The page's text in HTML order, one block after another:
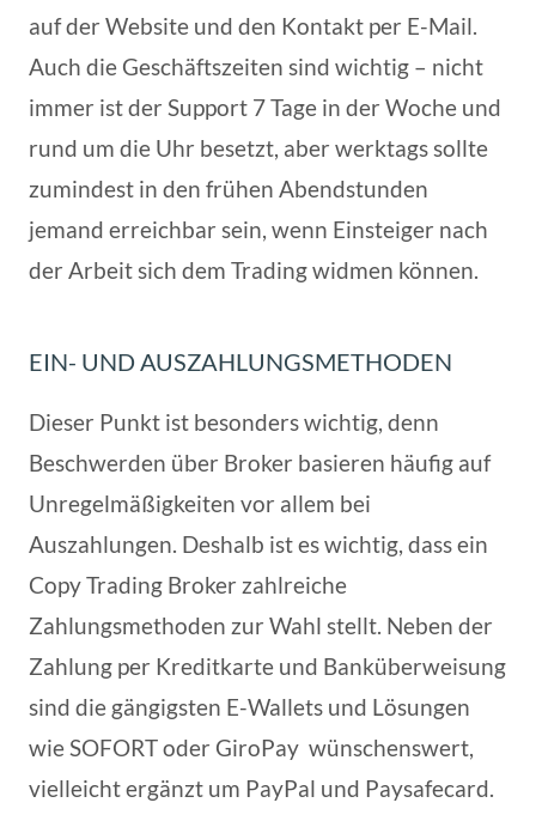
auf der Website und den Kontakt per E-Mail.
Auch die Geschäftszeiten sind wichtig – nicht
immer ist der Support 7 Tage in der Woche und
rund um die Uhr besetzt, aber werktags sollte
zumindest in den frühen Abendstunden
jemand erreichbar sein, wenn Einsteiger nach
der Arbeit sich dem Trading widmen können.
EIN- UND AUSZAHLUNGSMETHODEN
Dieser Punkt ist besonders wichtig, denn
Beschwerden über Broker basieren häufig auf
Unregelmäßigkeiten vor allem bei
Auszahlungen. Deshalb ist es wichtig, dass ein
Copy Trading Broker zahlreiche
Zahlungsmethoden zur Wahl stellt. Neben der
Zahlung per Kreditkarte und Banküberweisung
sind die gängigsten E-Wallets und Lösungen
wie SOFORT oder GiroPay wünschenswert,
vielleicht ergänzt um PayPal und Paysafecard.